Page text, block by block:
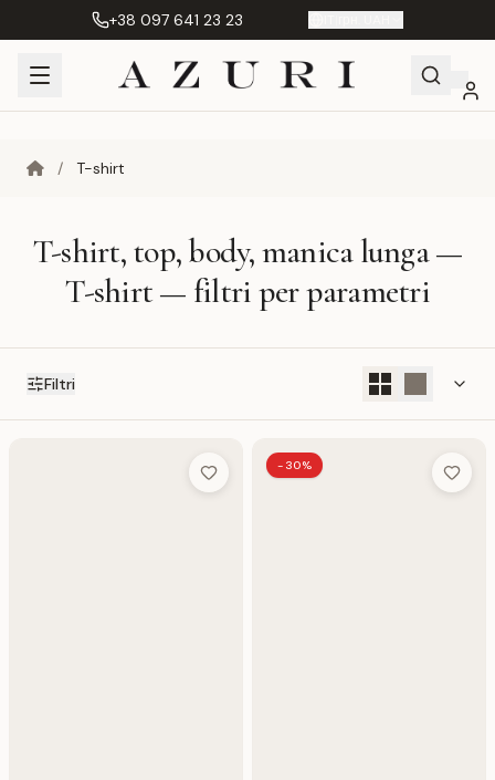
+38 097 641 23 23
/ T-shirt
T-shirt, top, body, manica lunga —
T-shirt — filtri per parametri
Filtri
Add to Wish List
-30%
Add to